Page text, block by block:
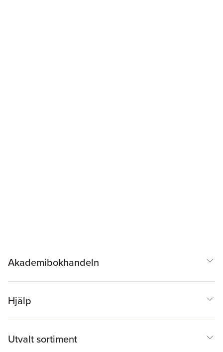
Akademibokhandeln
Hjälp
Utvalt sortiment